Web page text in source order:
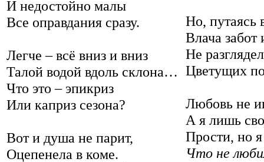
Но, путаясь
Влача забот
Не
Цветущих
Любовь не
А я лишь
Прости, но
Что не
И недостойно малы
Все оправдания сразу.
Легче – всё вниз и вниз
Талой водой вдоль склона…
Что это – эпикриз
Или каприз сезона?
Вот и душа не парит,
Оцепенела в коме.